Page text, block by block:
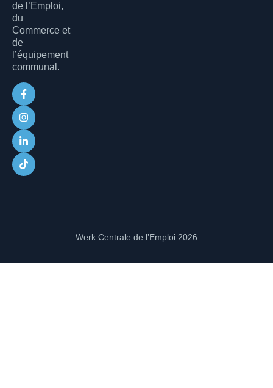
de l’Emploi,
du
Commerce et
de
l’équipement
communal.
Werk Centrale de l’Emploi 2026